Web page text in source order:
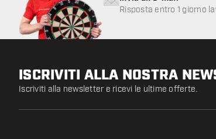
Risposta entro 1 giorno
ISCRIVITI ALLA NOSTRA
Iscriviti alla newsletter e ricevi le ultime offerte.